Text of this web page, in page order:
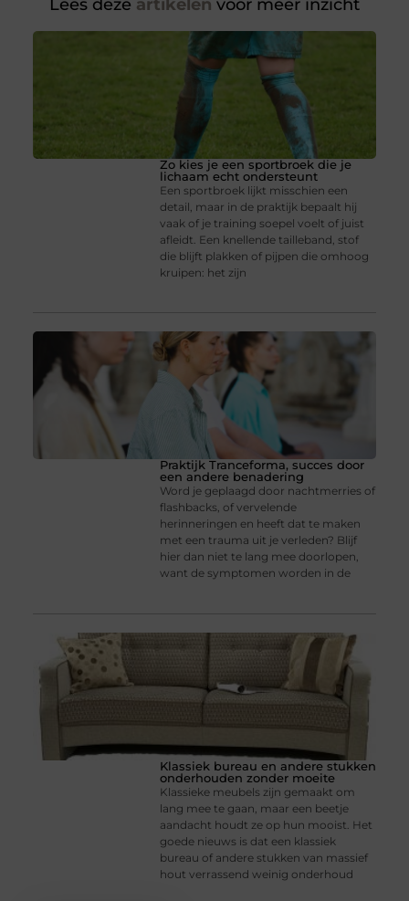
Lees deze artikelen voor meer inzicht
Zo kies je een sportbroek die je
lichaam echt ondersteunt
Een sportbroek lijkt misschien een
detail, maar in de praktijk bepaalt hij
vaak of je training soepel voelt of juist
afleidt. Een knellende tailleband, stof
die blijft plakken of pijpen die omhoog
kruipen: het zijn
Praktijk Tranceforma, succes door
een andere benadering
Word je geplaagd door nachtmerries of
flashbacks, of vervelende
herinneringen en heeft dat te maken
met een trauma uit je verleden? Blijf
hier dan niet te lang mee doorlopen,
want de symptomen worden in de
Klassiek bureau en andere stukken
onderhouden zonder moeite
Klassieke meubels zijn gemaakt om
lang mee te gaan, maar een beetje
aandacht houdt ze op hun mooist. Het
goede nieuws is dat een klassiek
bureau of andere stukken van massief
hout verrassend weinig onderhoud